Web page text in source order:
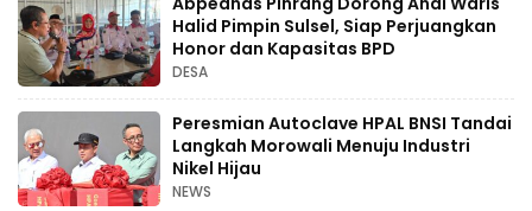
Halid Pimpin Sulsel, Siap Perjuangkan
Honor dan Kapasitas BPD
DESA
Peresmian Autoclave HPAL BNSI Tandai
Langkah Morowali Menuju Industri
Nikel Hijau
NEWS